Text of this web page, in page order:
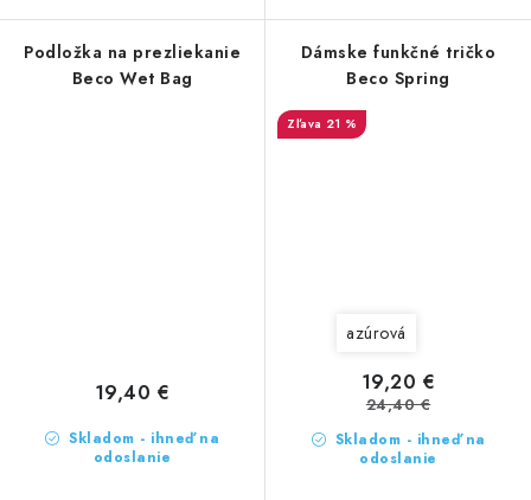
Podložka na prezliekanie
Beco Wet Bag
Skladom - ihneď na
odoslanie
19,40 €
Dámske funkčné tričko
Beco Spring
21 %
azúrová
Skladom - ihneď na
odoslanie
19,20 €
24,40 €